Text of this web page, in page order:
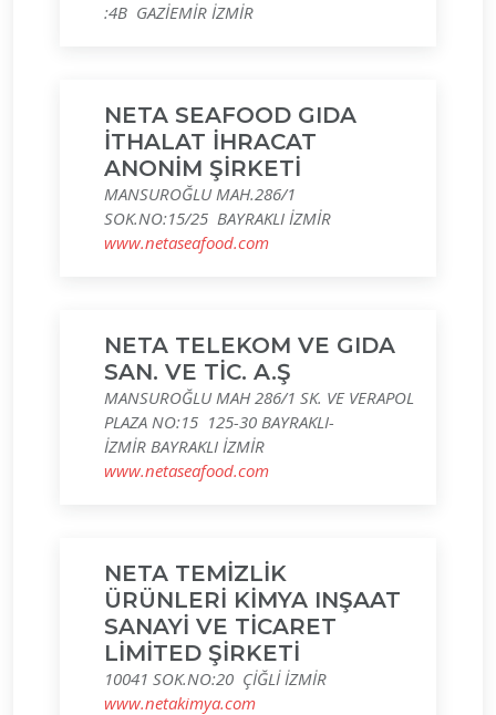
:4B GAZİEMİR İZMİR
NETA SEAFOOD GIDA
İTHALAT İHRACAT
ANONİM ŞİRKETİ
MANSUROĞLU MAH.286/1
SOK.NO:15/25 BAYRAKLI İZMİR
www.netaseafood.com
NETA TELEKOM VE GIDA
SAN. VE TİC. A.Ş
MANSUROĞLU MAH 286/1 SK. VE VERAPOL
PLAZA NO:15 125-30 BAYRAKLI-
İZMİR BAYRAKLI İZMİR
www.netaseafood.com
NETA TEMİZLİK
ÜRÜNLERİ KİMYA INŞAAT
SANAYİ VE TİCARET
LİMİTED ŞİRKETİ
10041 SOK.NO:20 ÇİĞLİ İZMİR
www.netakimya.com